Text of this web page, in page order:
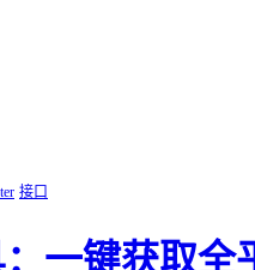
接口
一键获取全